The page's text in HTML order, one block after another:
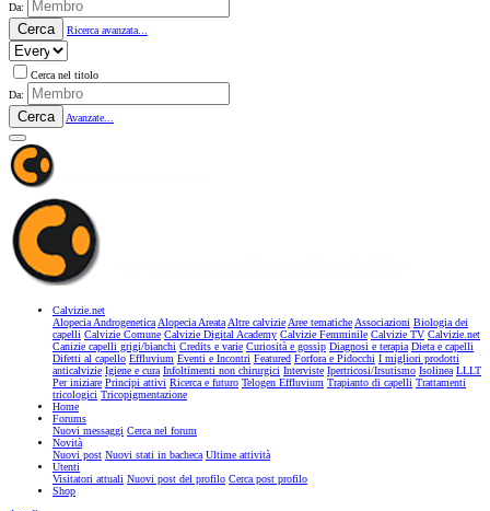
Da:
Cerca Ricerca avanzata...
Cerca nel titolo
Da:
Cerca Avanzate...
Calvizie.net
Alopecia AndrogeneticaAlopecia AreataAltre calvizieAree tematicheAssociazioni Biologia dei
capelli Calvizie Comune Calvizie Digital Academy Calvizie Femminile Calvizie TV Calvizie.net
Canizie capelli grigi/bianchi Credits e varie Curiosità e gossip Diagnosi e terapia Dieta e capelli
Difetti al capello Effluvium Eventi e Incontri Featured Forfora e Pidocchi I migliori prodotti
anticalvizie Igiene e cura Infoltimenti non chirurgici Interviste Ipertricosi/Irsutismo Isolinea LLLT
Per iniziare Principi attivi Ricerca e futuro Telogen Effluvium Trapianto di capelli Trattamenti
tricologici Tricopigmentazione
Home
Forums
Nuovi messaggi Cerca nel forum
Novità
Nuovi post Nuovi stati in bacheca Ultime attività
Utenti
Visitatori attuali Nuovi post del profilo Cerca post profilo
Shop